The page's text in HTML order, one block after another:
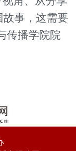
事，这需要
传播学院院